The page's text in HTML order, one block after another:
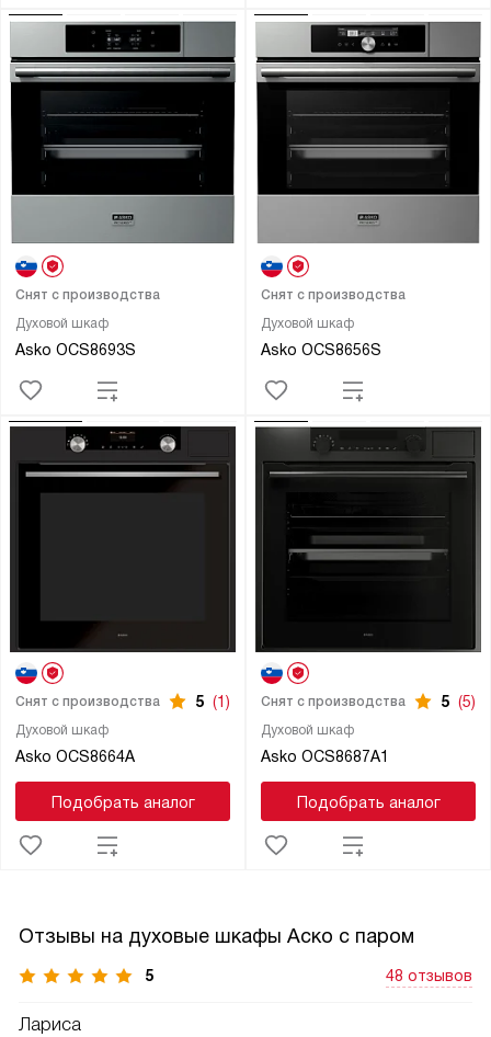
Духовой шкаф
Asko OCS8693S
Снят с производства
Духовой шкаф
Asko OCS8656S
Снят с производства
Духовой шкаф
Asko OCS8664A
Снят с производства 5 (1)
Подобрать аналог
Духовой шкаф
Asko OCS8687A1
Снят с производства 5 (5)
Подобрать аналог
Отзывы на духовые шкафы Аско с паром
5 48 отзывов
Лариса